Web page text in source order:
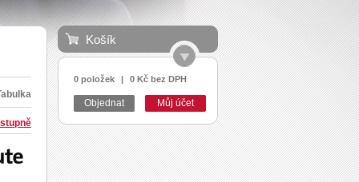
Košík
0 položek | 0 Kč bez DPH
Objednat Můj účet